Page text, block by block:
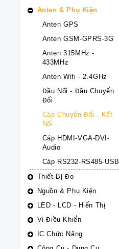
Anten & Phụ Kiện
Anten GPS
Anten GSM-GPRS-3G
Anten 315MHz -
433MHz
Anten Wifi - 2.4GHz
Đầu Nối - Đầu Chuyển
Đổi
Cáp Chuyển Đổi - Kết
Nối
Cáp HDMI-VGA-DVI-
Audio
Cáp RS232-RS485-USB
Thiết Bị Đo
Nguồn & Phụ Kiện
LED - LCD - Hiển Thị
Vi Điều Khiển
IC Chức Năng